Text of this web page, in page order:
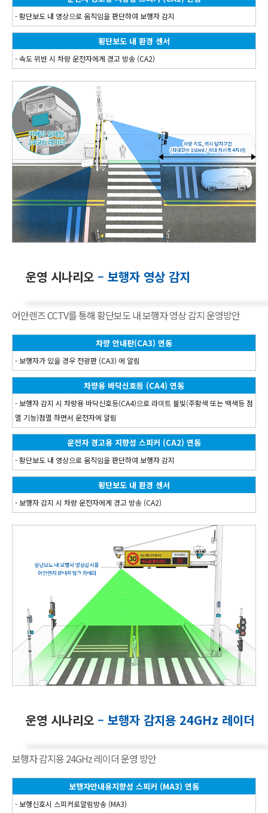
- 황단보도 내 영상으로 움직임을 판단하여 보행자 감지
횡단보도 내 환경 센서
- 속도 위반 시 차량 운전자에게 경고 방송 (CA2)
운영 시나리오 – 보행자 영상 감지
어안렌즈 CCTV를 통해 황단보도 내 보행자 영상 감지 운영방안
차량 안내판(CA3) 연동
- 보행자가 있을 경우 전광판 (CA3) 에 알림
차량용 바닥신호등 (CA4) 연동
- 보행자 감지 시 차량용 바닥신호등(CA4)으로 라이트 불빛(주황색 또는 백색등 점
멸 기능)점멸 하면서 운전자에 알림
운전자 경고용 지향성 스피커 (CA2) 연동
- 황단보도 내 영상으로 움직임을 판단하여 보행자 감지
횡단보도 내 환경 센서
- 보행자 감지 시 차량 운전자에게 경고 방송 (CA2)
운영 시나리오 – 보행자 감지용 24GHz 레이더
보행자 감지용 24GHz 레이더 운영 방안
보행자안내용지향성 스피커 (MA3) 연동
- 보행신호시 스피커로알림방송 (MA3)